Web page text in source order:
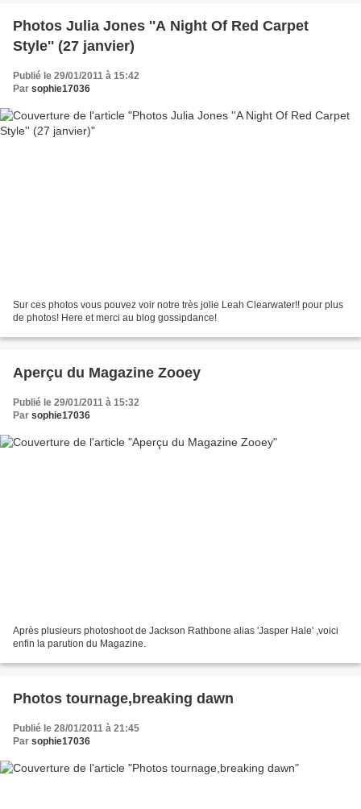
Photos Julia Jones ''A Night Of Red Carpet
Style'' (27 janvier)
Publié le 29/01/2011 à 15:42
Par sophie17036
Sur ces photos vous pouvez voir notre très jolie Leah Clearwater!! pour plus
de photos! Here et merci au blog gossipdance!
Aperçu du Magazine Zooey
Publié le 29/01/2011 à 15:32
Par sophie17036
Après plusieurs photoshoot de Jackson Rathbone alias 'Jasper Hale' ,voici
enfin la parution du Magazine.
Photos tournage,breaking dawn
Publié le 28/01/2011 à 21:45
Par sophie17036